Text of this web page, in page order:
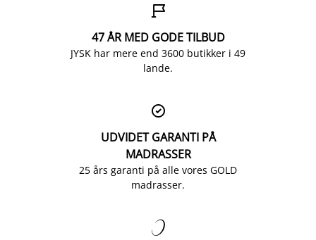

47 ÅR MED GODE TILBUD
JYSK har mere end 3600 butikker i 49
lande.

UDVIDET GARANTI PÅ
MADRASSER
25 års garanti på alle vores GOLD
madrasser.
